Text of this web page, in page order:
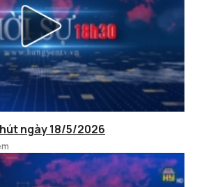
ngày 18/5/2026